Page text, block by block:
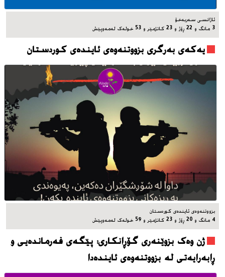
ئاژانسی سه‌ربه‌خۆ
3 مانگ و 22 ڕۆژ و 23 کاتژمێر و 53 خوله‌ک له‌مه‌وپێش‌
یه‌که‌ی به‌رگری بزووتنه‌وه‌ی ئاینده‌ی کوردستان
بزووتنه‌وه‌ی ئاینده‌ی کوردستان
4 مانگ و 20 ڕۆژ و 23 کاتژمێر و 59 خوله‌ک له‌مه‌وپێش‌
ژن وەک بزوێنەری گۆڕانکاری: پێگەی فەرماندەیی و
ڕابەرایەتی لە بزووتنەوەی ئایندەدا